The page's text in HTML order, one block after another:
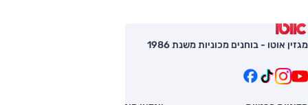
מגזין אוטו - בוחנים מכוניות משנת 1986